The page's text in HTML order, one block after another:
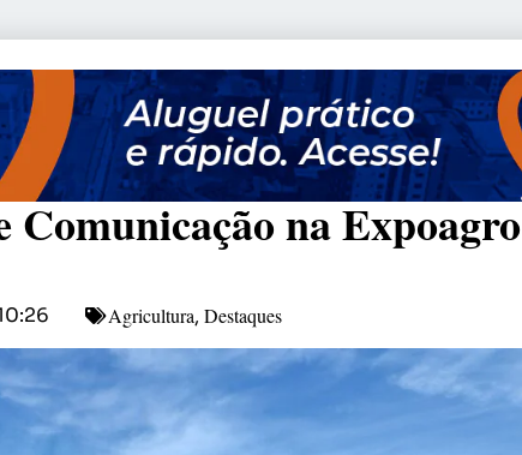
na Expoagro
Agricultura, Destaques